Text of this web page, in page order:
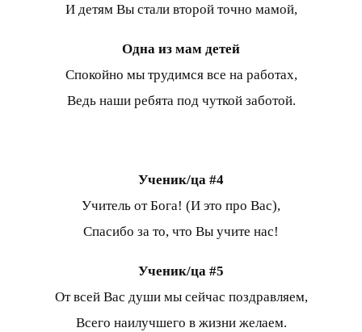
И детям Вы стали второй точно мамой,
Одна из мам детей
Спокойно мы трудимся все на работах,
Ведь наши ребята под чуткой заботой.
Ученик/ца #4
Учитель от Бога! (И это про Вас),
Спасибо за то, что Вы учите нас!
Ученик/ца #5
От всей Вас души мы сейчас поздравляем,
Всего наилучшего в жизни желаем.